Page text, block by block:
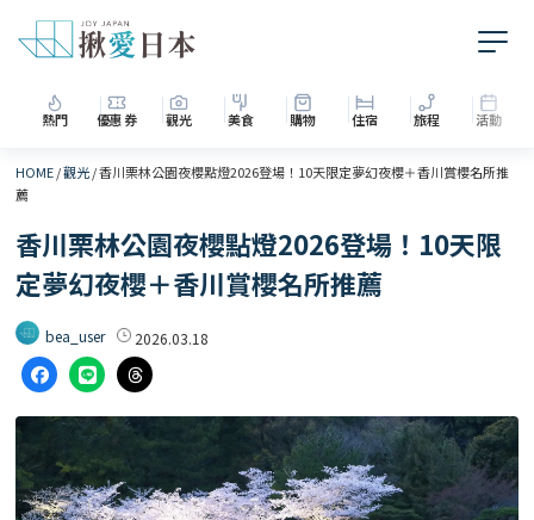
熱門 優惠券 觀光 美食 購物 住宿 旅程 活動
HOME/觀光/香川栗林公園夜櫻點燈2026登場！10天限定夢幻夜櫻＋香川賞櫻名所推
薦
香川栗林公園夜櫻點燈2026登場！10天限
定夢幻夜櫻＋香川賞櫻名所推薦
bea_user 2026.03.18